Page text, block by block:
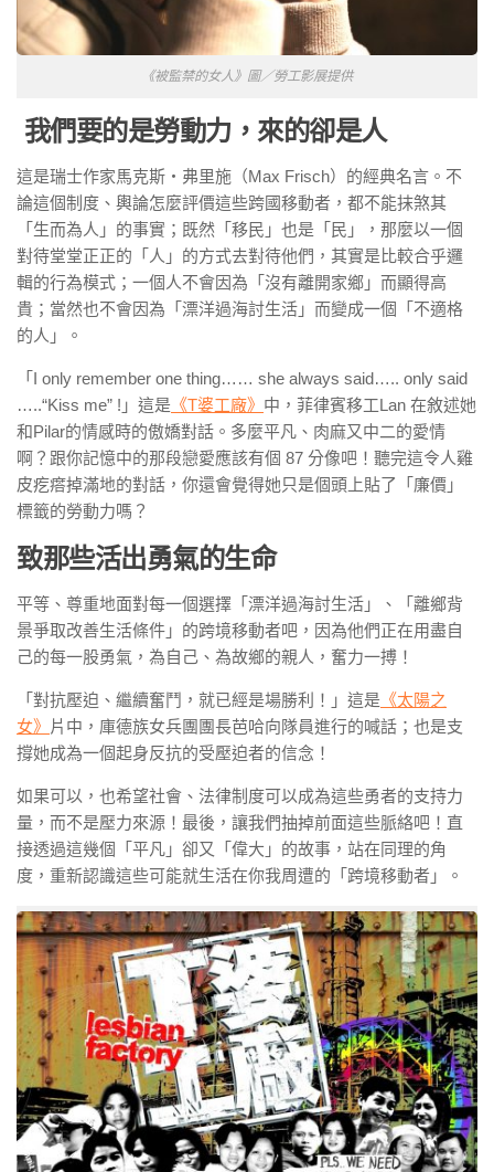
《被監禁的女人》圖／勞工影展提供
我們要的是勞動力，來的卻是人
這是瑞士作家馬克斯・弗里施（Max Frisch）的經典名言。不
論這個制度、輿論怎麼評價這些跨國移動者，都不能抹煞其
「生而為人」的事實；既然「移民」也是「民」，那麼以一個
對待堂堂正正的「人」的方式去對待他們，其實是比較合乎邏
輯的行為模式；一個人不會因為「沒有離開家鄉」而顯得高
貴；當然也不會因為「漂洋過海討生活」而變成一個「不適格
的人」。
「I only remember one thing…… she always said….. only said
…..“Kiss me” !」這是 《T婆工廠》 中，菲律賓移工Lan 在敘述她
和Pilar的情感時的傲嬌對話。多麼平凡、肉麻又中二的愛情
啊？跟你記憶中的那段戀愛應該有個 87 分像吧！聽完這令人雞
皮疙瘩掉滿地的對話，你還會覺得她只是個頭上貼了「廉價」
標籤的勞動力嗎？
致那些活出勇氣的生命
平等、尊重地面對每一個選擇「漂洋過海討生活」、「離鄉背
景爭取改善生活條件」的跨境移動者吧，因為他們正在用盡自
己的每一股勇氣，為自己、為故鄉的親人，奮力一搏！
「對抗壓迫、繼續奮鬥，就已經是場勝利！」這是 《太陽之
女》 片中，庫德族女兵團團長芭哈向隊員進行的喊話；也是支
撐她成為一個起身反抗的受壓迫者的信念！
如果可以，也希望社會、法律制度可以成為這些勇者的支持力
量，而不是壓力來源！最後，讓我們抽掉前面這些脈絡吧！直
接透過這幾個「平凡」卻又「偉大」的故事，站在同理的角
度，重新認識這些可能就生活在你我周遭的「跨境移動者」。